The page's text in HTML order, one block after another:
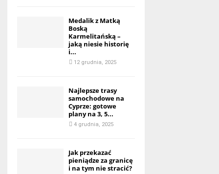
Medalik z Matką
Boską
Karmelitańską –
jaką niesie historię
i...
12 grudnia, 2025
Najlepsze trasy
samochodowe na
Cyprze: gotowe
plany na 3, 5...
4 grudnia, 2025
Jak przekazać
pieniądze za granicę
i na tym nie stracić?